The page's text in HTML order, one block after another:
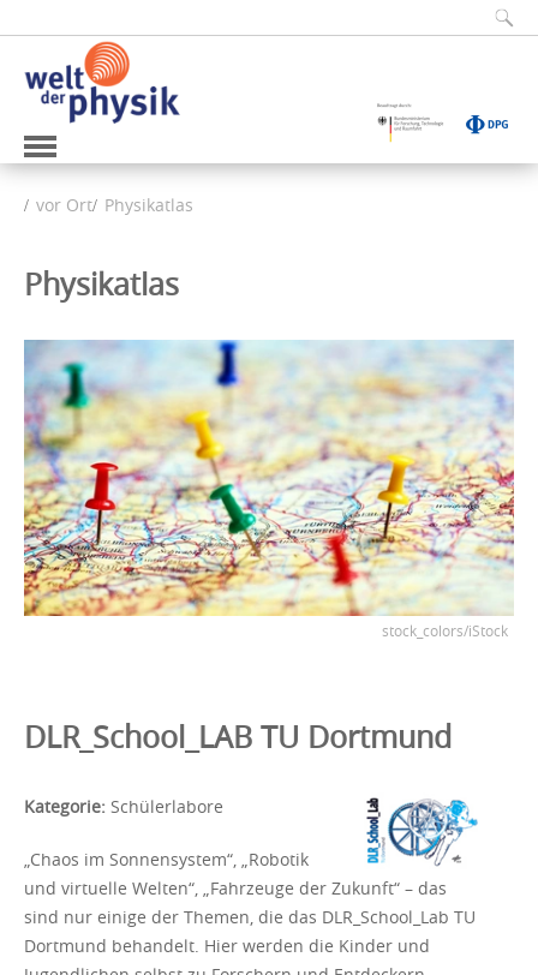
vor Ort Physikatlas
Physikatlas
stock_colors/iStock
DLR_School_LAB TU Dortmund
Kategorie: Schülerlabore
„Chaos im Sonnensystem“, „Robotik
und virtuelle Welten“, „Fahrzeuge der Zukunft“ – das
sind nur einige der Themen, die das DLR_School_Lab TU
Dortmund behandelt. Hier werden die Kinder und